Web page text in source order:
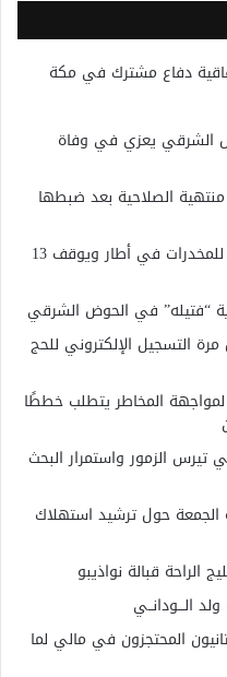
دفاع مشترك في مكة
الشرقي يعزي في وفاة
الصلاحية بعد ضبطها
الدرك الوطني يعلن تفكيك شبكتين للمخدرات في أطار ويوقف 13
“فتيله” في الحوض الشرقي
التسجيل الإلكتروني للحج
المخاطر يتطلب خططًا
الزمور واستمرار البحث
الجمعة حول ترشيد استهلاك
الراحة قبالة نواذيبو
الـــودانــي
المحتجزون في مالي لما